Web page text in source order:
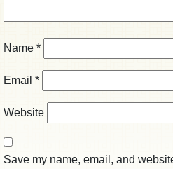
Name *
Email *
Website
Save my name, email, and